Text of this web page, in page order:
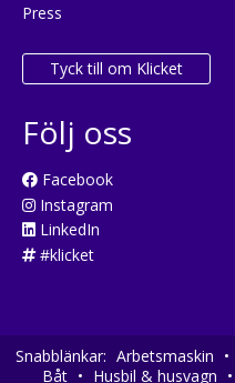
Press
Tyck till om Klicket
Följ oss
Facebook
Instagram
LinkedIn
#klicket
Snabblänkar: Arbetsmaskin •
Båt • Husbil & husvagn •